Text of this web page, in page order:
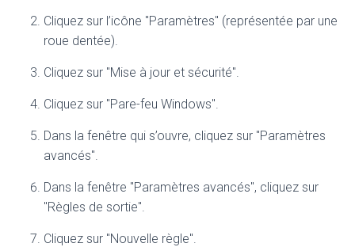
Cliquez sur l’icône "Paramètres" (représentée par une
roue dentée).
Cliquez sur "Mise à jour et sécurité".
Cliquez sur "Pare-feu Windows".
Dans la fenêtre qui s’ouvre, cliquez sur "Paramètres
avancés".
Dans la fenêtre "Paramètres avancés", cliquez sur
"Règles de sortie".
Cliquez sur "Nouvelle règle".